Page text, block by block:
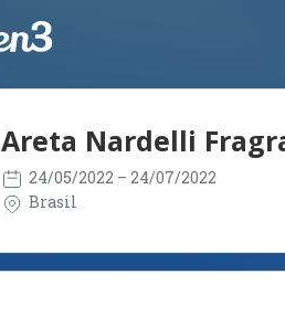
Areta Nardelli
24/05/2022 – 24/07/2022
Brasil